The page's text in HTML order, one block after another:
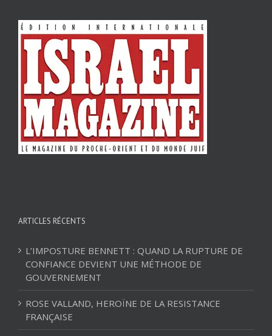
ARTICLES RÉCENTS
L’IMPOSTURE BENNETT : QUAND LA RUPTURE DE
CONFIANCE DEVIENT UNE MÉTHODE DE
GOUVERNEMENT
ROSE VALLAND, HEROÏNE DE LA RESISTANCE
FRANÇAISE